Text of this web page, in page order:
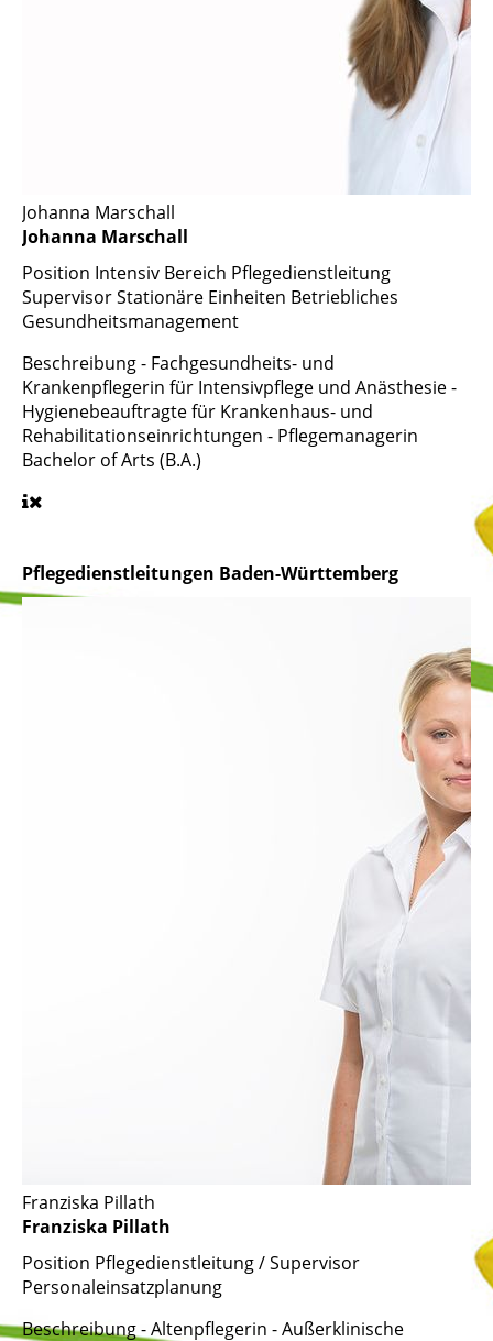
Johanna Marschall
Johanna Marschall
Position Intensiv Bereich Pflegedienstleitung
Supervisor Stationäre Einheiten Betriebliches
Gesundheitsmanagement
Beschreibung- Fachgesundheits- und
Krankenpflegerin für Intensivpflege und Anästhesie -
Hygienebeauftragte für Krankenhaus- und
Rehabilitationseinrichtungen - Pflegemanagerin
Bachelor of Arts (B.A.)
Pflegedienstleitungen Baden-Württemberg
Franziska Pillath
Franziska Pillath
Position Pflegedienstleitung / Supervisor
Personaleinsatzplanung
Beschreibung- Altenpflegerin - Außerklinische